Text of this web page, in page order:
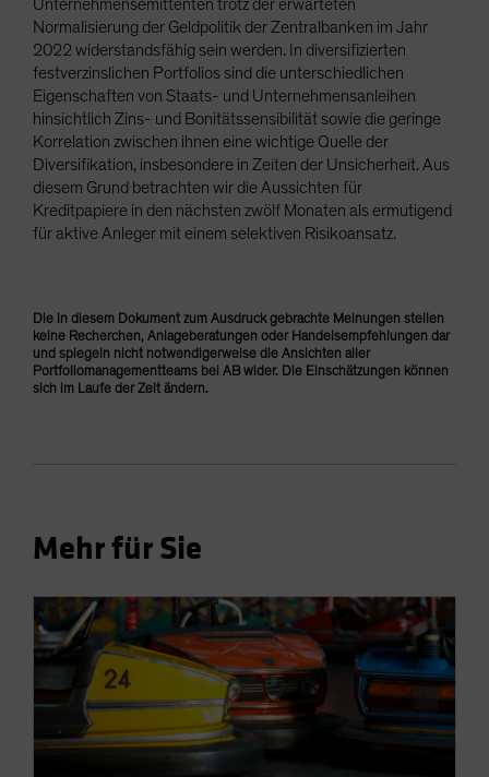
Unternehmensemittenten trotz der erwarteten
Normalisierung der Geldpolitik der Zentralbanken im Jahr
2022 widerstandsfähig sein werden. In diversifizierten
festverzinslichen Portfolios sind die unterschiedlichen
Eigenschaften von Staats- und Unternehmensanleihen
hinsichtlich Zins- und Bonitätssensibilität sowie die geringe
Korrelation zwischen ihnen eine wichtige Quelle der
Diversifikation, insbesondere in Zeiten der Unsicherheit. Aus
diesem Grund betrachten wir die Aussichten für
Kreditpapiere in den nächsten zwölf Monaten als ermutigend
für aktive Anleger mit einem selektiven Risikoansatz.
Die in diesem Dokument zum Ausdruck gebrachte Meinungen stellen
keine Recherchen, Anlageberatungen oder Handelsempfehlungen dar
und spiegeln nicht notwendigerweise die Ansichten aller
Portfoliomanagementteams bei AB wider. Die Einschätzungen können
sich im Laufe der Zeit ändern.
Mehr für Sie